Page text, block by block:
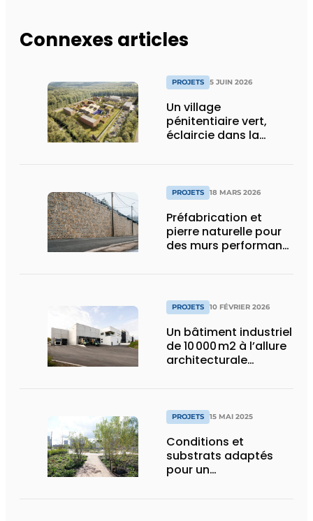
Connexes articles
PROJETS 5 JUIN 2026
Un village
pénitentiaire vert,
éclaircie dans la
PROJETS 18 MARS 2026
Préfabrication et
pierre naturelle pour
des murs performants
PROJETS 10 FÉVRIER 2026
Un bâtiment industriel
de 10 000 m2 à l’allure
architecturale
PROJETS 15 MAI 2025
Conditions et
substrats adaptés
pour un